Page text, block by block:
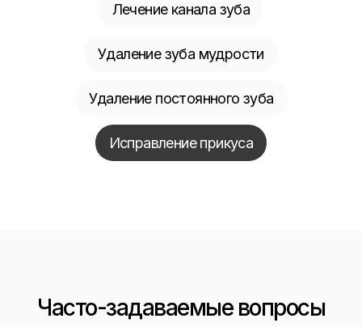
Лечение канала зуба
Удаление зуба мудрости
Удаление постоянного зуба
Исправление прикуса
Часто-задаваемые вопросы